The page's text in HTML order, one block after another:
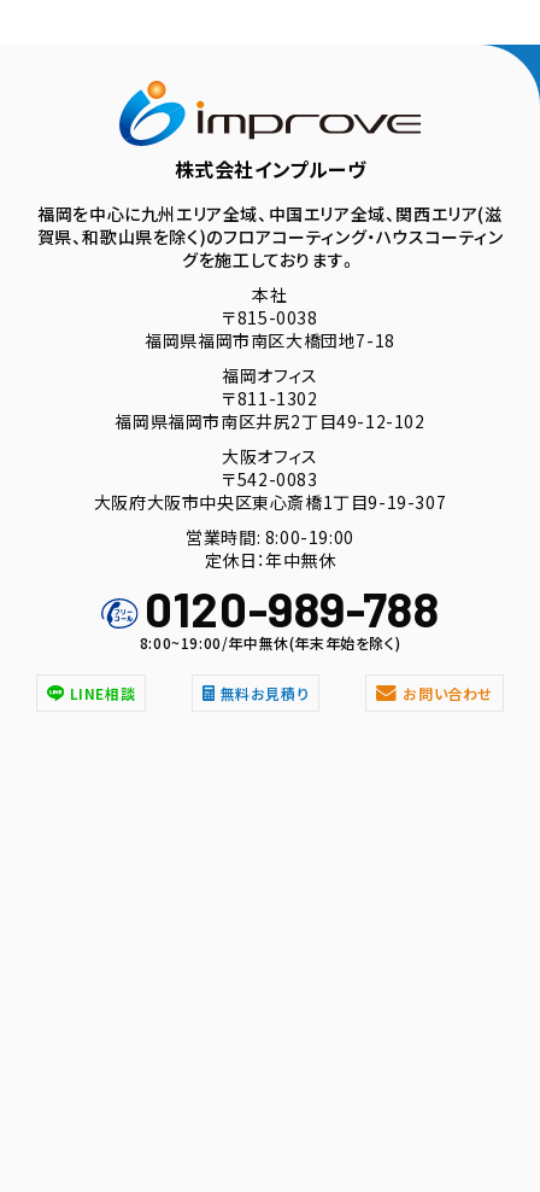
株式会社インプルーヴ
福岡を中心に九州エリア全域、中国エリア全域、関西エリア(滋
賀県、和歌山県を除く)のフロアコーティング・ハウスコーティン
グを施工しております。
本社
〒815-0038
福岡県福岡市南区大橋団地7-18
福岡オフィス
〒811-1302
福岡県福岡市南区井尻2丁目49-12-102
大阪オフィス
〒542-0083
大阪府大阪市中央区東心斎橋1丁目9-19-307
営業時間: 8:00-19:00
定休日：年中無休
0120-989-788
8:00~19:00/年中無休(年末年始を除く)
LINE相談 無料お見積り お問い合わせ